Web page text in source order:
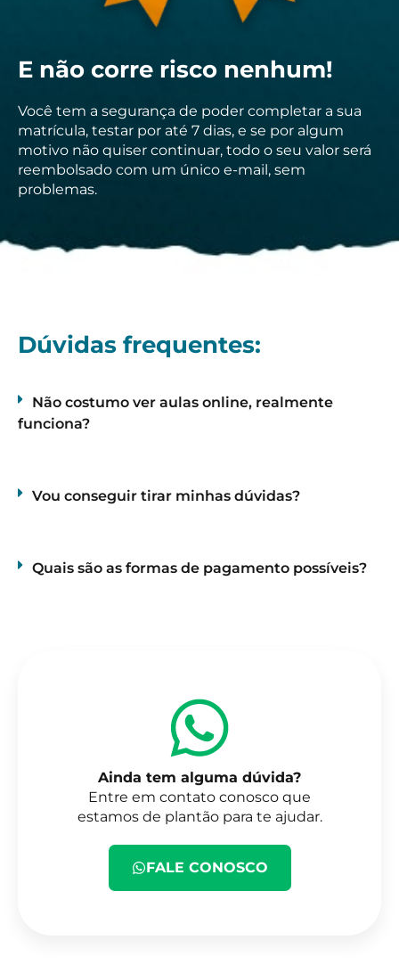
E não corre risco nenhum!
Você tem a segurança de poder completar a sua
matrícula, testar por até 7 dias, e se por algum
motivo não quiser continuar, todo o seu valor será
reembolsado com um único e-mail, sem
problemas.
Dúvidas frequentes:
Não costumo ver aulas online, realmente
funciona?
Vou conseguir tirar minhas dúvidas?
Quais são as formas de pagamento possíveis?
Ainda tem alguma dúvida?
Entre em contato conosco que
estamos de plantão para te ajudar.
FALE CONOSCO